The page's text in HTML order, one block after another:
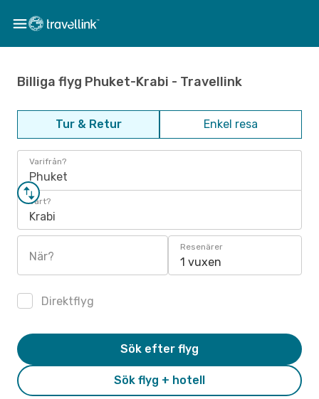
Billiga flyg Phuket-Krabi - Travellink
Tur & Retur Enkel resa
Varifrån?
Phuket
Vart?
Krabi
När?
Resenärer
1 vuxen
Direktflyg
Sök flyg + hotell
Sök efter flyg